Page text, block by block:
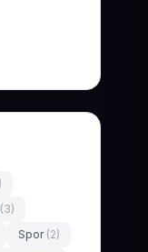
(3)
Spor (2)